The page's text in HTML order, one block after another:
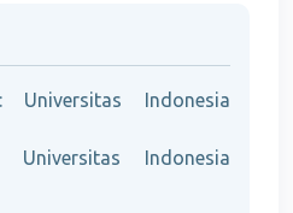
Universitas Indonesia
Universitas Indonesia